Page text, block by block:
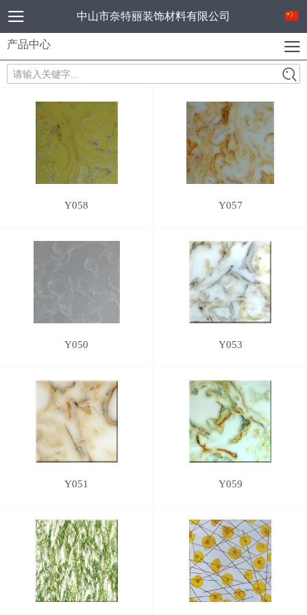
中山市奈特丽装饰材料有限公司
产品中心
请输入关键字...
Y058 Y057
Y050 Y053
Y051 Y059